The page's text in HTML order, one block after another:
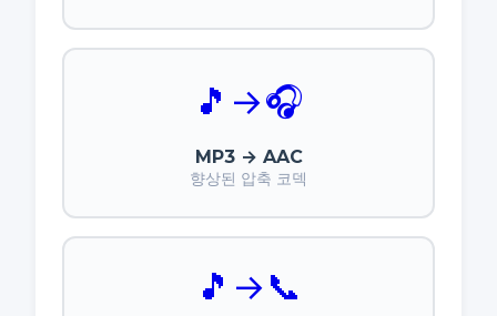
🎵 →🎧
MP3 → AAC
향상된 압축 코덱
🎵 →📞